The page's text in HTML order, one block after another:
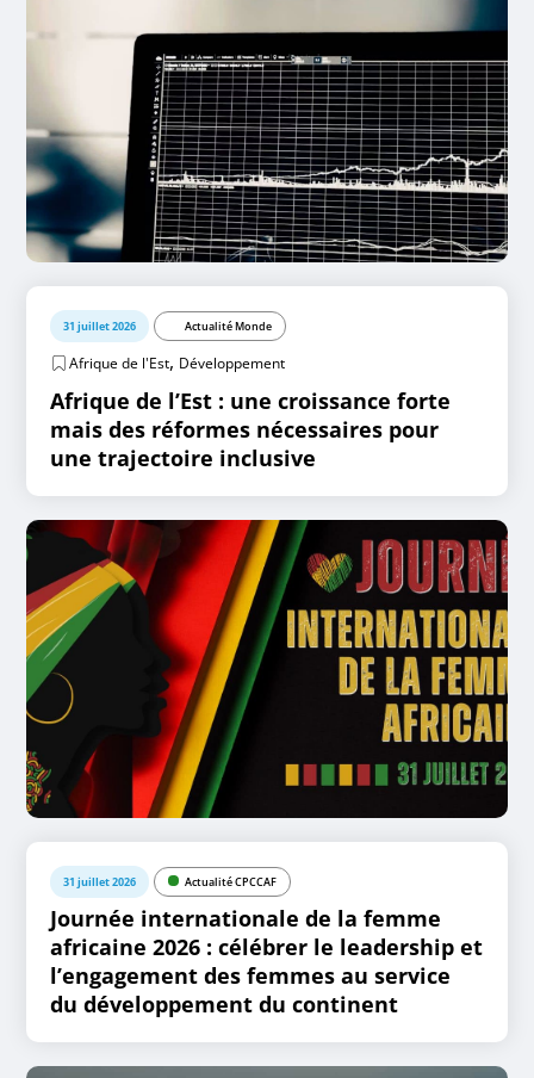
31 juillet 2026 Actualité Monde
Afrique de l'Est, Développement
Afrique de l’Est : une croissance forte
mais des réformes nécessaires pour
une trajectoire inclusive
31 juillet 2026 Actualité CPCCAF
Journée internationale de la femme
africaine 2026 : célébrer le leadership et
l’engagement des femmes au service
du développement du continent